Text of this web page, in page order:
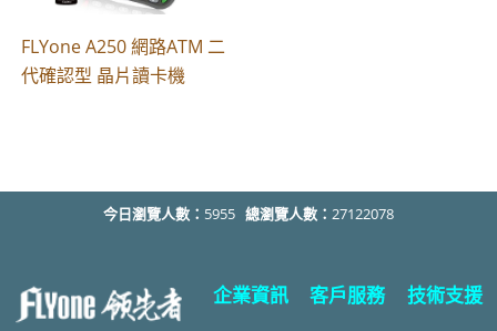
FLYone A250 網路ATM 二
代確認型 晶片讀卡機
今日瀏覽人數： 5955 總瀏覽人數： 27122078
企業資訊 客戶服務 技術支援